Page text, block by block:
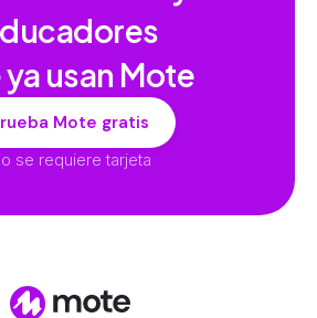
usan Mote
Mote gratis
se requiere tarjeta